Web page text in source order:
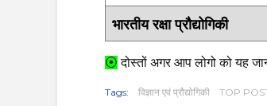
भारतीय रक्षा प्रौद्योगिकी
⦿ दोस्तों अगर आप लोगो को यह
Tags: विज्ञान एवं प्रौद्योगिकी TOP